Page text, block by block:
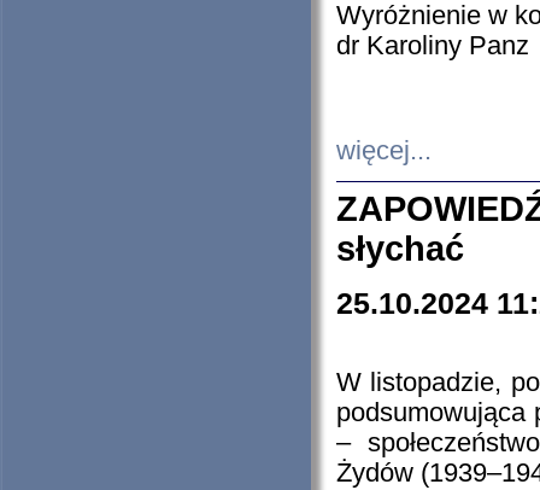
Wyróżnienie w
dr Karoliny Panz
więcej...
słychać
25.10.2024
W listopadzie,
podsumowująca
–
Żydów